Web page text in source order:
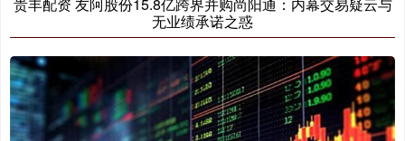
贵丰配资 友阿股份15.8亿跨界并购尚阳通：内幕交易疑云与
无业绩承诺之惑